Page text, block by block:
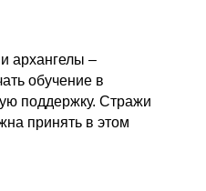
архангелы –
обучение в
поддержку. Стражи
принять в этом